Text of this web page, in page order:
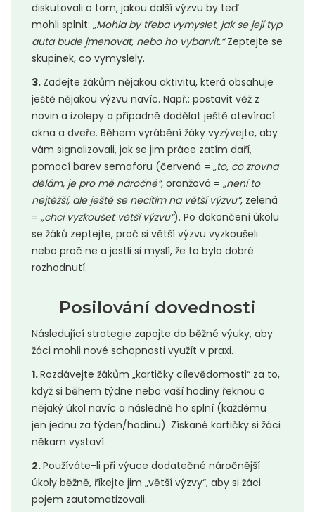
diskutovali o tom, jakou další výzvu by teď
mohli splnit: „Mohla by třeba vymyslet, jak se její typ
auta bude jmenovat, nebo ho vybarvit.“Zeptejte se
skupinek, co vymyslely.
3. Zadejte žákům nějakou aktivitu, která obsahuje
ještě nějakou výzvu navíc. Např.: postavit věž z
novin a izolepy a případně dodělat ještě otevírací
okna a dveře. Během vyrábění žáky vyzývejte, aby
vám signalizovali, jak se jim práce zatím daří,
pomocí barev semaforu (červená = „to, co zrovna
dělám, je pro mě náročné“, oranžová = „není to
nejtěžší, ale ještě se necítím na větší výzvu“, zelená
= „chci vyzkoušet větší výzvu“). Po dokončení úkolu
se žáků zeptejte, proč si větší výzvu vyzkoušeli
nebo proč ne a jestli si myslí, že to bylo dobré
rozhodnutí.
Posilování dovednosti
Následující strategie zapojte do běžné výuky, aby
žáci mohli nové schopnosti využít v praxi.
1.Rozdávejte žákům „kartičky cílevědomosti“ za to,
když si během týdne nebo vaší hodiny řeknou o
nějaký úkol navíc a následně ho splní (každému
jen jednu za týden/hodinu). Získané kartičky si žáci
někam vystaví.
2.Používáte-li při výuce dodatečné náročnější
úkoly běžně, říkejte jim „větší výzvy“, aby si žáci
pojem zautomatizovali.